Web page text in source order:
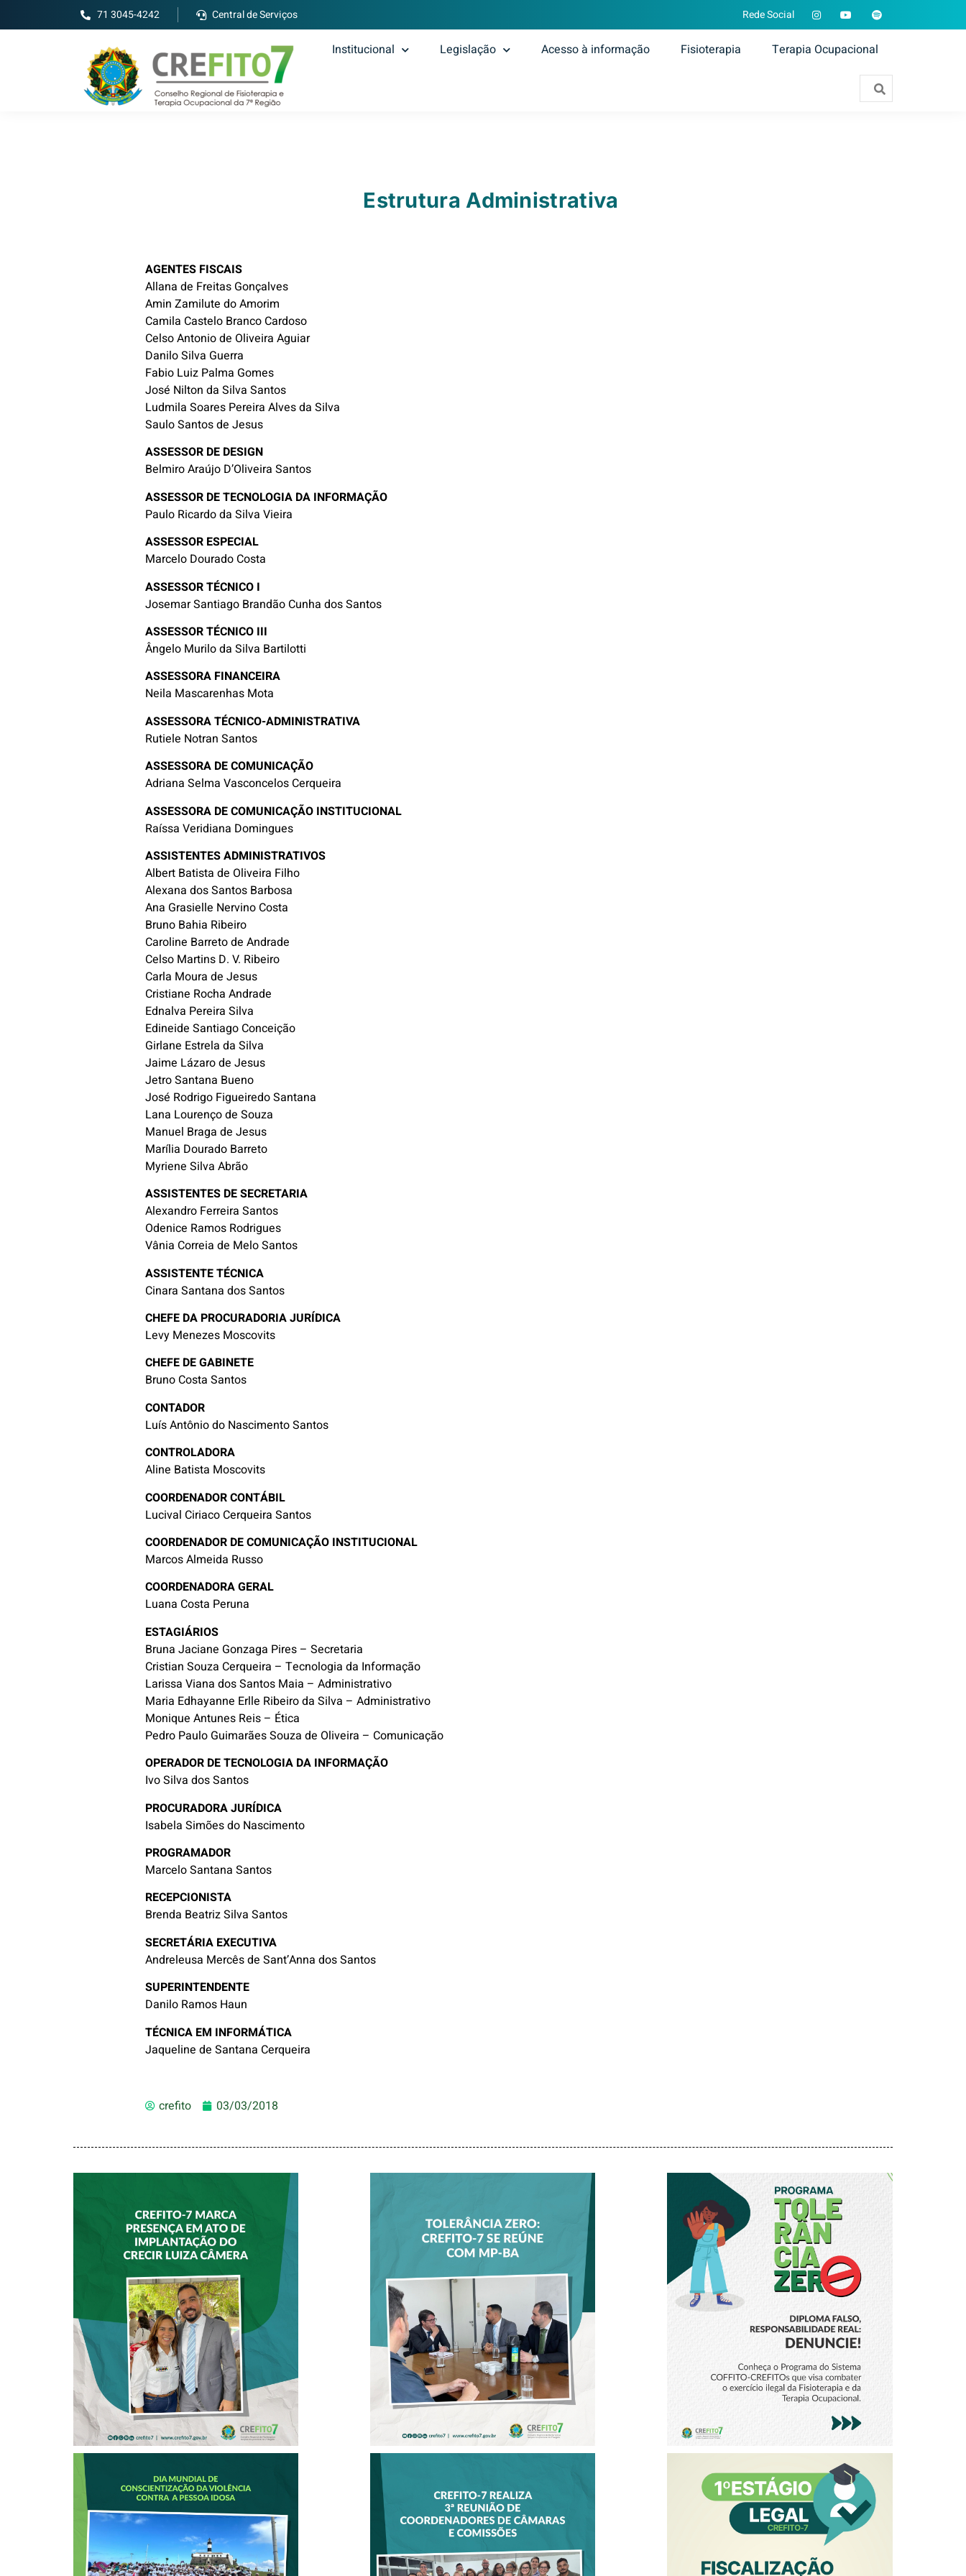
71 3045-4242 Central de Serviços Rede Social
Institucional Legislação Acesso à informação Fisioterapia Terapia Ocupacional
Estrutura Administrativa
AGENTES FISCAIS
Allana de Freitas Gonçalves
Amin Zamilute do Amorim
Camila Castelo Branco Cardoso
Celso Antonio de Oliveira Aguiar
Danilo Silva Guerra
Fabio Luiz Palma Gomes
José Nilton da Silva Santos
Ludmila Soares Pereira Alves da Silva
Saulo Santos de Jesus
ASSESSOR DE DESIGN
Belmiro Araújo D’Oliveira Santos
ASSESSOR DE TECNOLOGIA DA INFORMAÇÃO
Paulo Ricardo da Silva Vieira
ASSESSOR ESPECIAL
Marcelo Dourado Costa
ASSESSOR TÉCNICO I
Josemar Santiago Brandão Cunha dos Santos
ASSESSOR TÉCNICO III
Ângelo Murilo da Silva Bartilotti
ASSESSORA FINANCEIRA
Neila Mascarenhas Mota
ASSESSORA TÉCNICO-ADMINISTRATIVA
Rutiele Notran Santos
ASSESSORA DE COMUNICAÇÃO
Adriana Selma Vasconcelos Cerqueira
ASSESSORA DE COMUNICAÇÃO INSTITUCIONAL
Raíssa Veridiana Domingues
ASSISTENTES ADMINISTRATIVOS
Albert Batista de Oliveira Filho
Alexana dos Santos Barbosa
Ana Grasielle Nervino Costa
Bruno Bahia Ribeiro
Caroline Barreto de Andrade
Celso Martins D. V. Ribeiro
Carla Moura de Jesus
Cristiane Rocha Andrade
Ednalva Pereira Silva
Edineide Santiago Conceição
Girlane Estrela da Silva
Jaime Lázaro de Jesus
Jetro Santana Bueno
José Rodrigo Figueiredo Santana
Lana Lourenço de Souza
Manuel Braga de Jesus
Marília Dourado Barreto
Myriene Silva Abrão
ASSISTENTES DE SECRETARIA
Alexandro Ferreira Santos
Odenice Ramos Rodrigues
Vânia Correia de Melo Santos
ASSISTENTE TÉCNICA
Cinara Santana dos Santos
CHEFE DA PROCURADORIA JURÍDICA
Levy Menezes Moscovits
CHEFE DE GABINETE
Bruno Costa Santos
CONTADOR
Luís Antônio do Nascimento Santos
CONTROLADORA
Aline Batista Moscovits
COORDENADOR CONTÁBIL
Lucival Ciriaco Cerqueira Santos
COORDENADOR DE COMUNICAÇÃO INSTITUCIONAL
Marcos Almeida Russo
COORDENADORA GERAL
Luana Costa Peruna
ESTAGIÁRIOS
Bruna Jaciane Gonzaga Pires – Secretaria
Cristian Souza Cerqueira – Tecnologia da Informação
Larissa Viana dos Santos Maia – Administrativo
Maria Edhayanne Erlle Ribeiro da Silva – Administrativo
Monique Antunes Reis – Ética
Pedro Paulo Guimarães Souza de Oliveira – Comunicação
OPERADOR DE TECNOLOGIA DA INFORMAÇÃO
Ivo Silva dos Santos
PROCURADORA JURÍDICA
Isabela Simões do Nascimento
PROGRAMADOR
Marcelo Santana Santos
RECEPCIONISTA
Brenda Beatriz Silva Santos
SECRETÁRIA EXECUTIVA
Andreleusa Mercês de Sant’Anna dos Santos
SUPERINTENDENTE
Danilo Ramos Haun
TÉCNICA EM INFORMÁTICA
Jaqueline de Santana Cerqueira
crefito 03/03/2018
CREFITO-7 MARCA
PRESENÇA EM ATO
DE IMPLANTAÇÃO
DO CRECIR LUIZA
CÂMERA
TOLERÂNCIA
ZERO: CREFITO-7
SE REÚNE COM
MP-BA
PROGRAMA
TOLERÂNCIA ZERO
CREFITO-7
PARTICIPA DA 2ª
CAMINHADA
CREFITO-7
REALIZA 3ª
REUNIÃO DE
CAMPANHA 1º